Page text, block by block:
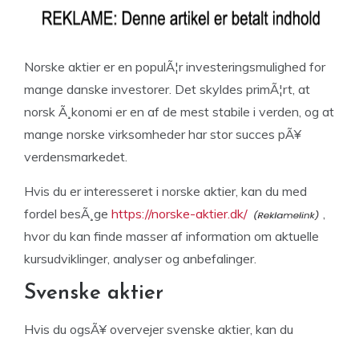
Norske aktier er en populÃ¦r investeringsmulighed for
mange danske investorer. Det skyldes primÃ¦rt, at
norsk Ã¸konomi er en af de mest stabile i verden, og at
mange norske virksomheder har stor succes pÃ¥
verdensmarkedet.
Hvis du er interesseret i norske aktier, kan du med
fordel besÃ¸ge https://norske-aktier.dk/
,
hvor du kan finde masser af information om aktuelle
kursudviklinger, analyser og anbefalinger.
Svenske aktier
Hvis du ogsÃ¥ overvejer svenske aktier, kan du